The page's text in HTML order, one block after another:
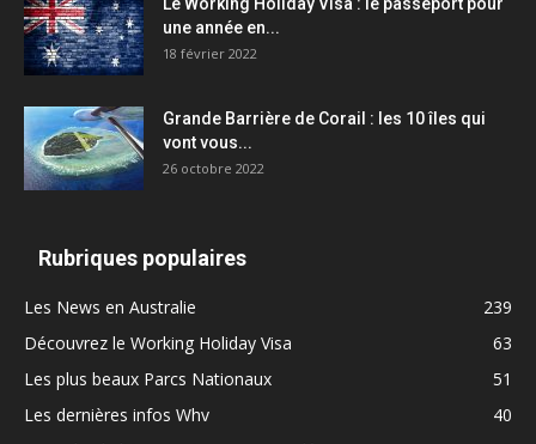
une année en...
18 février 2022
Grande Barrière de Corail : les 10 îles qui
vont vous...
26 octobre 2022
Rubriques populaires
Les News en Australie
239
Découvrez le Working Holiday Visa
63
Les plus beaux Parcs Nationaux
51
Les dernières infos Whv
40